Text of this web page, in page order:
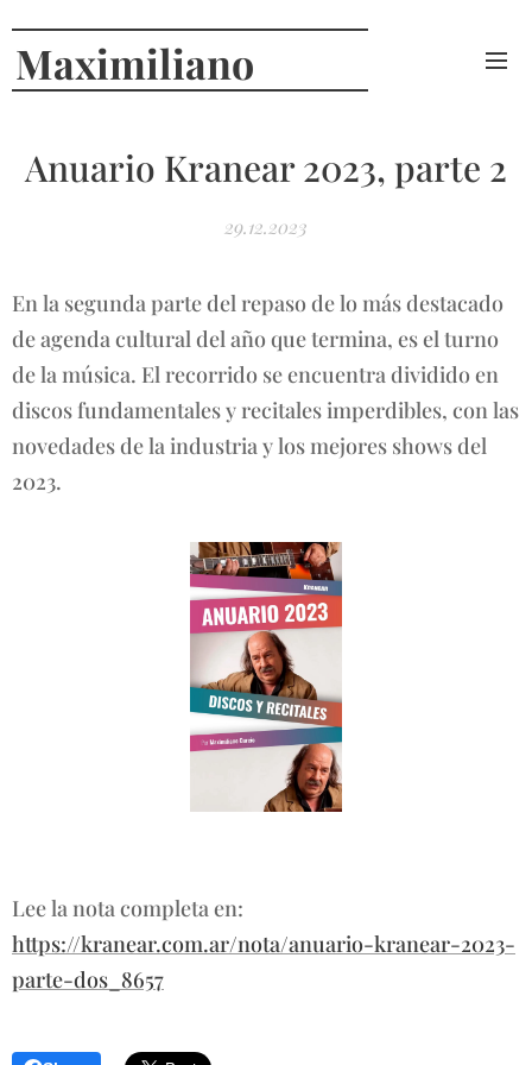
Maximiliano
Anuario Kranear 2023, parte 2
29.12.2023
En la segunda parte del repaso de lo más destacado
de agenda cultural del año que termina, es el turno
de la música. El recorrido se encuentra dividido en
discos fundamentales y recitales imperdibles, con las
novedades de la industria y los mejores shows del
2023.
Lee la nota completa en:
https://kranear.com.ar/nota/anuario-kranear-2023-
parte-dos_8657